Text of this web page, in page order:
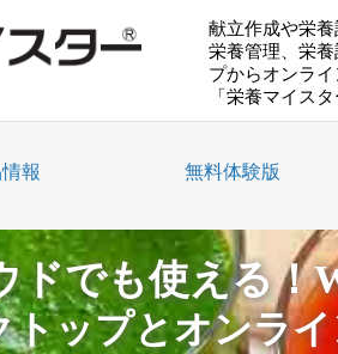
献立作成や栄
栄養管理、栄
プからオンラ
「栄養マイス
報 無料体験版
ドでも使える
トップとオンラ